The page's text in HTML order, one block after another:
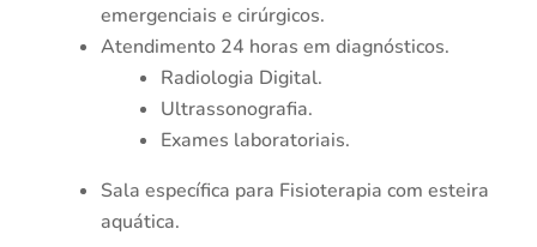
emergenciais e cirúrgicos.
Atendimento 24 horas em diagnósticos.
Radiologia Digital.
Ultrassonografia.
Exames laboratoriais.
Sala específica para Fisioterapia com esteira
aquática.